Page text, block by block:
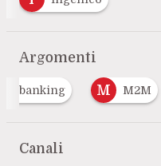
Argomenti
banking M M2M
Canali